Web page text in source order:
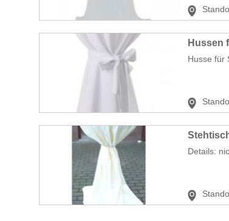
Hussen
Husse für
Details: